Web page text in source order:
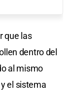
que las
dentro del
al mismo
el sistema